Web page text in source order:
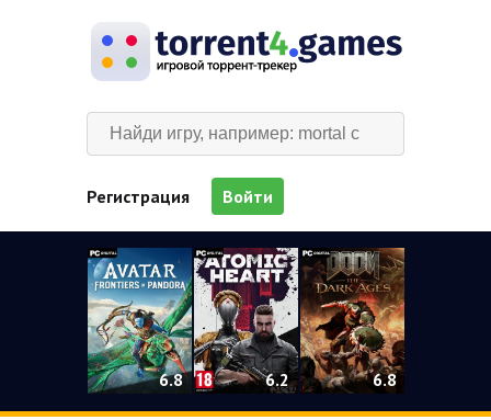
Регистрация Войти
6.8 6.2 6.8